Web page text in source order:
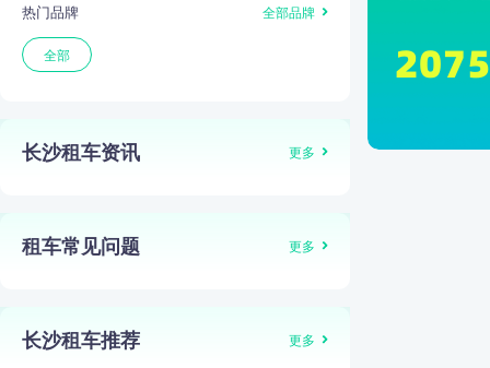
热门品牌 全部品牌
全部
长沙租车资讯 更多
租车常见问题 更多
长沙租车推荐 更多